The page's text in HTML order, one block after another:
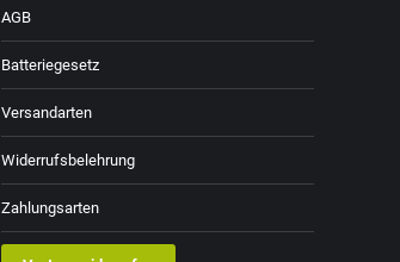
AGB
Batteriegesetz
Versandarten
Widerrufsbelehrung
Zahlungsarten